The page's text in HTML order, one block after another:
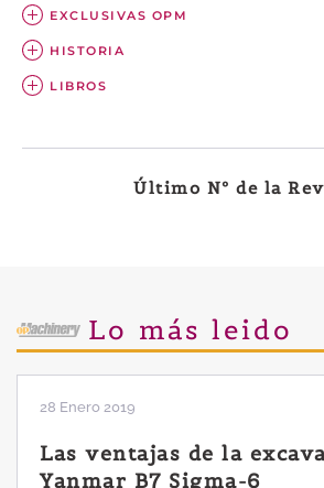
EXCLUSIVAS OPM
HISTORIA
LIBROS
Último Nº de la
Lo más leido
28 Enero 2019
Las ventajas de la
Yanmar B7 Sigma-6